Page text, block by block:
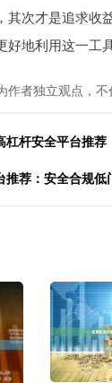
其次才是追求收
地利用这一工
作者独立观点，
杠杆安全平台推荐
推荐：安全合规低